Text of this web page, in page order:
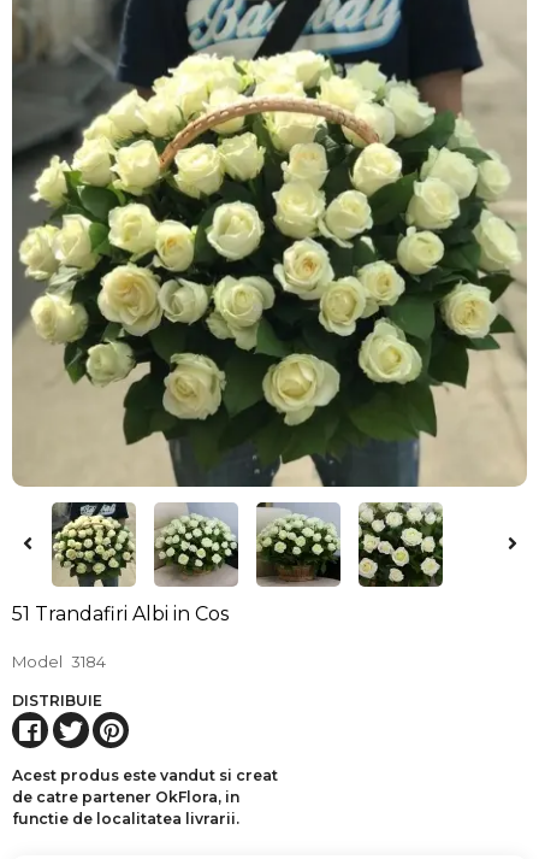
51 Trandafiri Albi in Cos
Model 3184
DISTRIBUIE
Acest produs este vandut si creat
de catre partener OkFlora, in
functie de localitatea livrarii.